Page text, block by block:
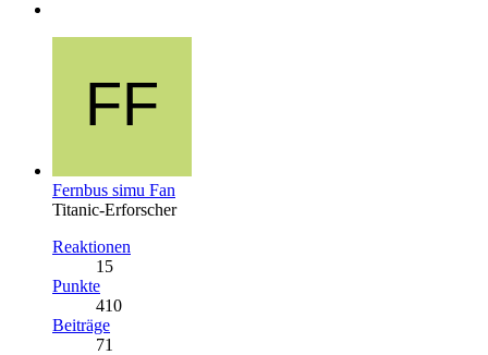
Fernbus simu Fan
Titanic-Erforscher
Reaktionen
15
Punkte
410
Beiträge
71